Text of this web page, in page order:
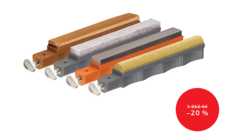
1 352 Kč
–20 %